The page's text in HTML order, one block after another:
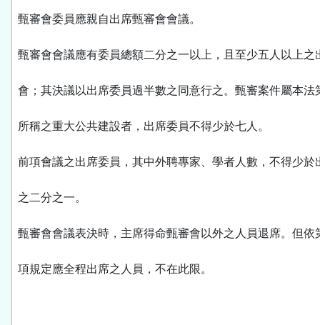
甄審會委員應親自出席甄審會會議。
甄審會會議應有委員總額二分之一以上，且至少五人以上之
會；其決議以出席委員過半數之同意行之。甄審案件屬本法
所稱之重大公共建設者，出席委員不得少於七人。
前項會議之出席委員，其中外聘專家、學者人數，不得少於
之二分之一。
甄審會會議表決時，主席得命甄審會以外之人員退席。但依
項規定應全程出席之人員，不在此限。